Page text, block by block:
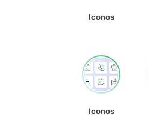
Iconos
Iconos